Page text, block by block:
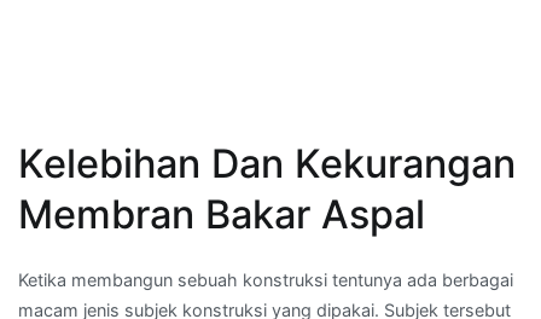
Kelebihan Dan Kekurangan
Membran Bakar Aspal
Ketika membangun sebuah konstruksi tentunya ada berbagai
macam jenis subjek konstruksi yang dipakai. Subjek tersebut